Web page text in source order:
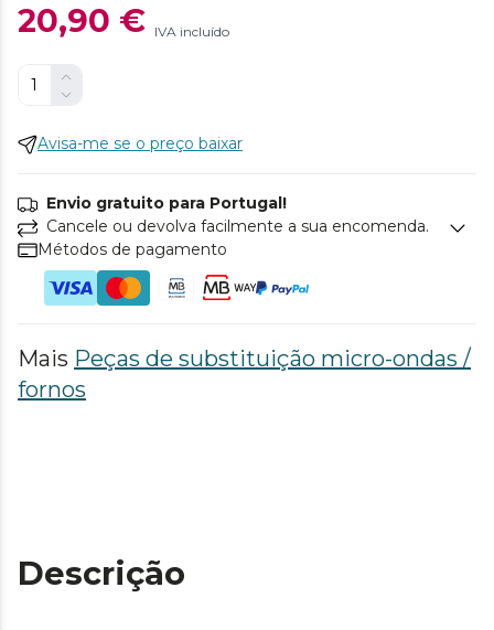
20,90 € IVA incluído
Avisa-me se o preço baixar
Envio gratuito para Portugal!
Cancele ou devolva facilmente a sua encomenda.
Métodos de pagamento
Mais Peças de substituição micro-ondas /
fornos
Descrição